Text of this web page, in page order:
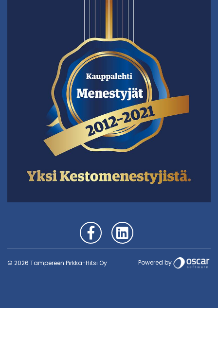
© 2026 Tampereen Pirkka-Hitsi Oy Powered by